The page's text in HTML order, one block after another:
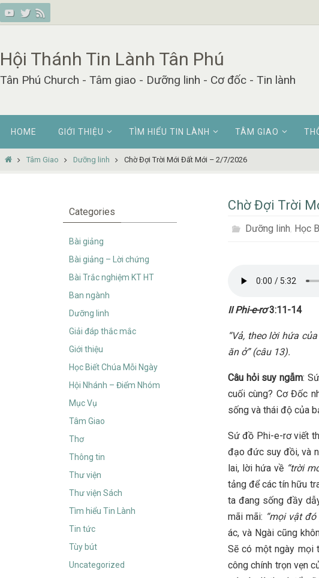
Skip
to
Hội Thánh Tin Lành Tân Phú
Tân Phú Church - Tâm giao - Dưỡng linh - Cơ đốc - Tin lành
content
HOME GIỚI THIỆU TÌM HIỂU TIN LÀNH TÂM GIAO
HomeTâm Giao Dưỡng linh Chờ Đợi Trời Mới Đất Mới – 2/7/2026
Chờ Đợi Trời
Dưỡng linh, Học
II Phi-e-rơ3:11-14
“Vả, theo lời hứa
ăn ở”(câu 13).
Câu hỏi suy ngẫm:
cuối cùng? Cơ Đốc
sống và thái độ của
Sứ đồ Phi-e-rơ viết
đạo đức suy đồi, và
lai, lời hứa về “trời
tảng để các tín hữu
ta đang sống đầy
mãi mãi: “mọi vật
ác, và Ngài cũng
Sẽ có một ngày mọi
công chính trọn vẹn
Categories
Bài giảng
Bài giảng – Lời chứng
Bài Trắc nghiệm KT HT
Ban ngành
Dưỡng linh
Giải đáp thắc mắc
Giới thiệu
Học Biết Chúa Mỗi Ngày
Hội Nhánh – Điểm Nhóm
Mục Vụ
Tâm Giao
Thơ
Thông tin
Thư viện
Thư viện Sách
Tìm hiểu Tin Lành
Tin tức
Tùy bút
Uncategorized